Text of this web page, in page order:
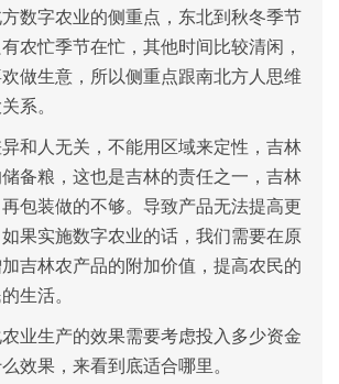
数字农业的侧重点，东北到秋冬季节
农忙季节在忙，其他时间比较清闲，
做生意，所以侧重点跟南北方人思维
系。
和人无关，不能用区域来定性，吉林
备粮，这也是吉林的责任之一，吉林
包装做的不够。导致产品无法提高更
果实施数字农业的话，我们需要在原
吉林农产品的附加价值，提高农民的
生活。
业生产的效果需要考虑投入多少资金
效果，来看到底适合哪里。